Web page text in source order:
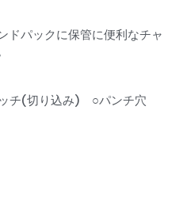
ドパックに保管に便利なチャ
チ(切り込み)　○パンチ穴